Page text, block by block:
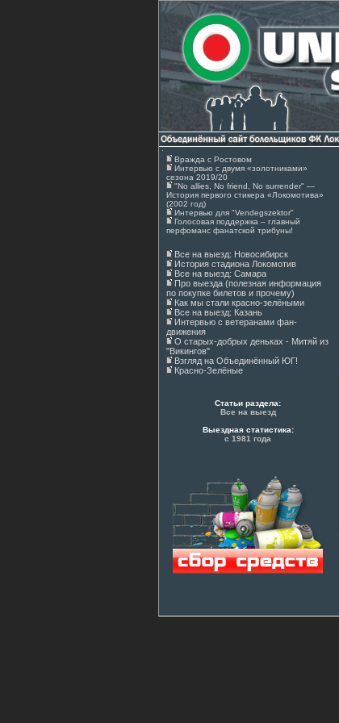
Вражда с Ростовом
Интервью с двумя «золотниками»
сезона 2019/20
"No allies, No friend, No surrender" —
История первого стикера «Локомотива»
(2002 год)
Интервью для "Vendegszektor"
Голосовая поддержка – главный
перфоманс фанатской трибуны!
Все на выезд: Новосибирск
История стадиона Локомотив
Все на выезд: Самара
Про выезда (полезная информация
по покупке билетов и прочему)
Как мы стали красно-зелёными
Все на выезд: Казань
Интервью с ветеранами фан-
движения
О старых-добрых деньках - Митяй из
"Викингов"
Взгляд на Объединённый ЮГ!
Красно-Зелёные
Статьи раздела:
Все на выезд
Выездная статистика:
с 1981 года